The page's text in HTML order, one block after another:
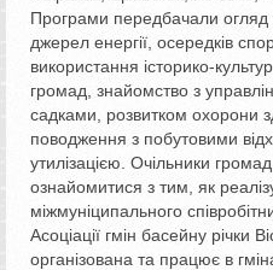
Програми передбачали огляд
джерел енергії, осередків
використання історико-
громад, знайомство з
садками, розвитком охорони
поводження з побутовими
утилізацією. Очільники
ознайомитися з тим, як
міжмуніципального
Асоціації гмін басейну річки
організована та працює в